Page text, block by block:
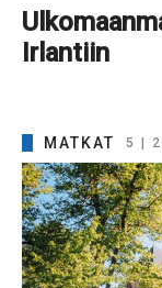
Irlantiin
MATKAT 5 |